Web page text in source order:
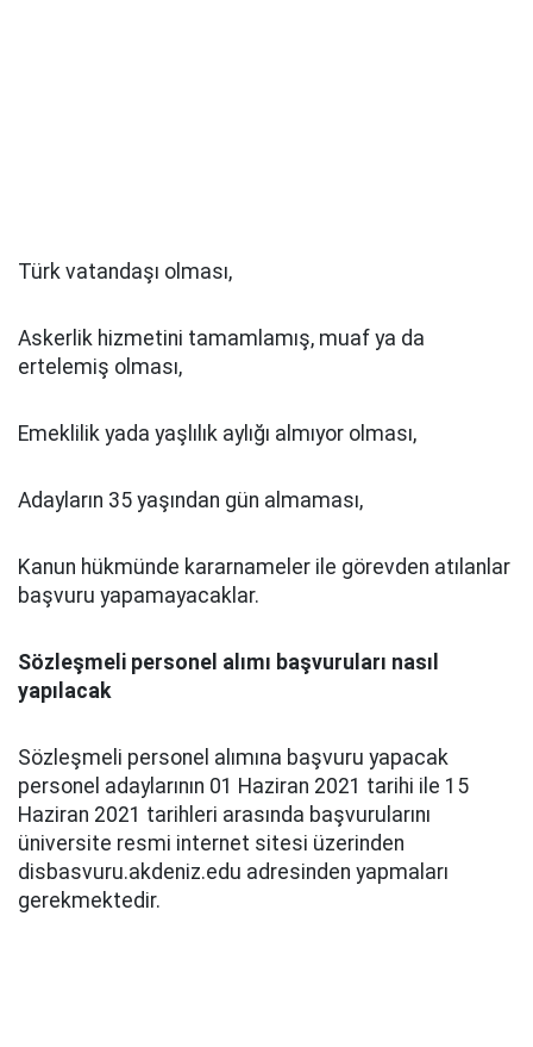
Türk vatandaşı olması,
Askerlik hizmetini tamamlamış, muaf ya da
ertelemiş olması,
Emeklilik yada yaşlılık aylığı almıyor olması,
Adayların 35 yaşından gün almaması,
Kanun hükmünde kararnameler ile görevden atılanlar
başvuru yapamayacaklar.
Sözleşmeli personel alımı başvuruları nasıl
yapılacak
Sözleşmeli personel alımına başvuru yapacak
personel adaylarının 01 Haziran 2021 tarihi ile 15
Haziran 2021 tarihleri arasında başvurularını
üniversite resmi internet sitesi üzerinden
disbasvuru.akdeniz.edu adresinden yapmaları
gerekmektedir.